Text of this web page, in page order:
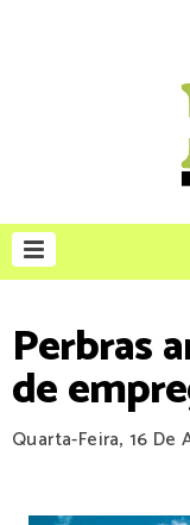
Perbras
de
Quarta-Feira, 16 De